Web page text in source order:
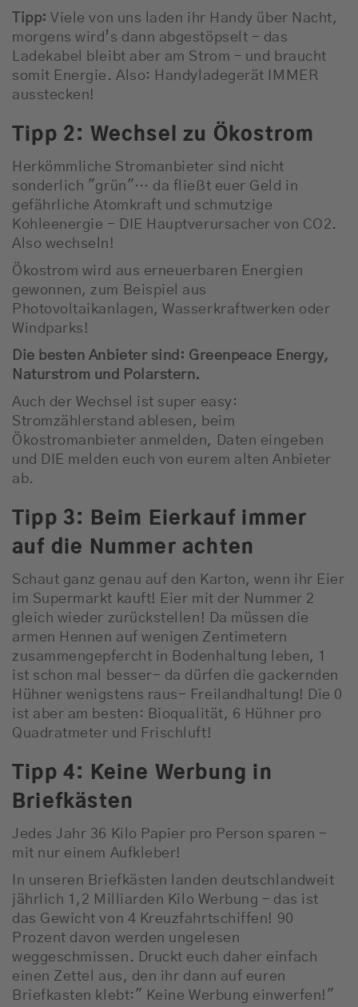
Tipp: Viele von uns laden ihr Handy über Nacht,
morgens wird’s dann abgestöpselt - das
Ladekabel bleibt aber am Strom – und braucht
somit Energie. Also: Handyladegerät IMMER
ausstecken!
Tipp 2: Wechsel zu Ökostrom
Herkömmliche Stromanbieter sind nicht
sonderlich "grün"… da fließt euer Geld in
gefährliche Atomkraft und schmutzige
Kohleenergie - DIE Hauptverursacher von CO2.
Also wechseln!
Ökostrom wird aus erneuerbaren Energien
gewonnen, zum Beispiel aus
Photovoltaikanlagen, Wasserkraftwerken oder
Windparks!
Die besten Anbieter sind: Greenpeace Energy,
Naturstrom und Polarstern.
Auch der Wechsel ist super easy:
Stromzählerstand ablesen, beim
Ökostromanbieter anmelden, Daten eingeben
und DIE melden euch von eurem alten Anbieter
ab.
Tipp 3: Beim Eierkauf immer
auf die Nummer achten
Schaut ganz genau auf den Karton, wenn ihr Eier
im Supermarkt kauft! Eier mit der Nummer 2
gleich wieder zurückstellen! Da müssen die
armen Hennen auf wenigen Zentimetern
zusammengepfercht in Bodenhaltung leben, 1
ist schon mal besser- da dürfen die gackernden
Hühner wenigstens raus- Freilandhaltung! Die 0
ist aber am besten: Bioqualität, 6 Hühner pro
Quadratmeter und Frischluft!
Tipp 4: Keine Werbung in
Briefkästen
Jedes Jahr 36 Kilo Papier pro Person sparen -
mit nur einem Aufkleber!
In unseren Briefkästen landen deutschlandweit
jährlich 1,2 Milliarden Kilo Werbung – das ist
das Gewicht von 4 Kreuzfahrtschiffen! 90
Prozent davon werden ungelesen
weggeschmissen. Druckt euch daher einfach
einen Zettel aus, den ihr dann auf euren
Briefkasten klebt:" Keine Werbung einwerfen!"